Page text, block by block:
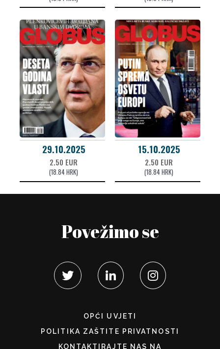
29.10.2025
2.50 EUR
(18.84 HRK)
15.10.2025
2.50 EUR
(18.84 HRK)
Povežimo se
OPĆI UVJETI
POLITIKA ZAŠTITE PRIVATNOSTI
KONTAKTIRAJTE NAS NA